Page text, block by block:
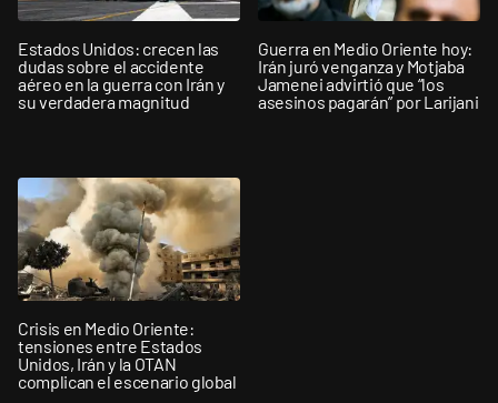
Estados Unidos: crecen las
dudas sobre el accidente
aéreo en la guerra con Irán y
su verdadera magnitud
Guerra en Medio Oriente hoy:
Irán juró venganza y Motjaba
Jamenei advirtió que “los
asesinos pagarán” por Larijani
Crisis en Medio Oriente:
tensiones entre Estados
Unidos, Irán y la OTAN
complican el escenario global